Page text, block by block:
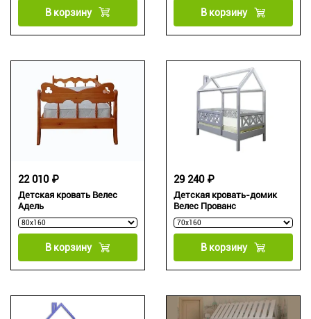
В корзину В корзину
Детская кровать Велес
Адель
22 010 ₽
В корзину
Детская кровать-домик
Велес Прованс
29 240 ₽
В корзину